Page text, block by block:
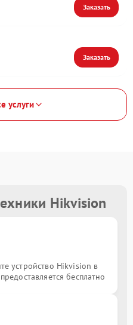
услуги
Hikvision
устройство Hikvision в
бесплатно